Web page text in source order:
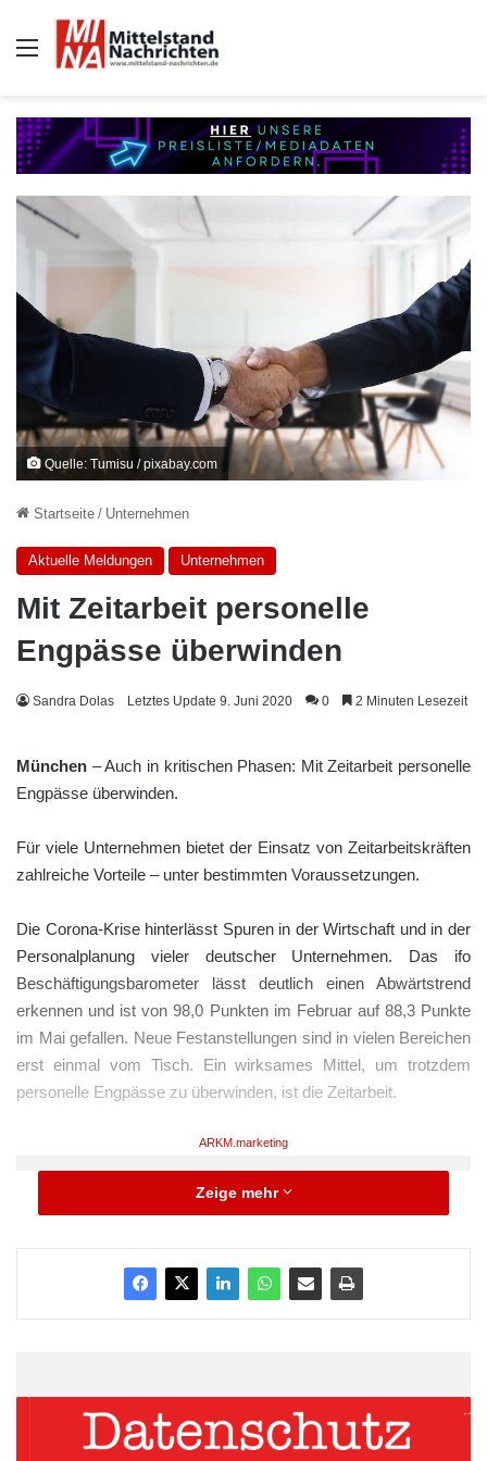
Auswahl
Quelle: Tumisu / pixabay.com
Startseite / Unternehmen
Aktuelle Meldungen Unternehmen
Mit Zeitarbeit personelle
Engpässe überwinden
Sandra Dolas Letztes Update 9. Juni 2020 0 2 Minuten Lesezeit
München – Auch in kritischen Phasen: Mit Zeitarbeit personelle
Engpässe überwinden.
Für viele Unternehmen bietet der Einsatz von Zeitarbeitskräften
zahlreiche Vorteile – unter bestimmten Voraussetzungen.
Die Corona-Krise hinterlässt Spuren in der Wirtschaft und in der
Personalplanung vieler deutscher Unternehmen. Das ifo
Beschäftigungsbarometer lässt deutlich einen Abwärtstrend
erkennen und ist von 98,0 Punkten im Februar auf 88,3 Punkte
im Mai gefallen. Neue Festanstellungen sind in vielen Bereichen
erst einmal vom Tisch. Ein wirksames Mittel, um trotzdem
personelle Engpässe zu überwinden, ist die Zeitarbeit.
ARKM.marketing
Zeige mehr